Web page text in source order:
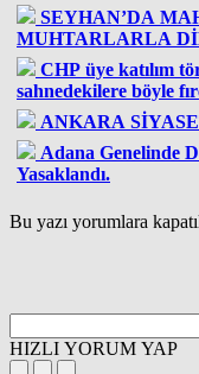
SEYHAN’DA
MUHTARLARLA
CHP üye katılım
sahnedekilere böyle
ANKARA
Adana Genelinde Denize
Yasaklandı.
Bu yazı yorumlara
HIZLI YORUM YAP